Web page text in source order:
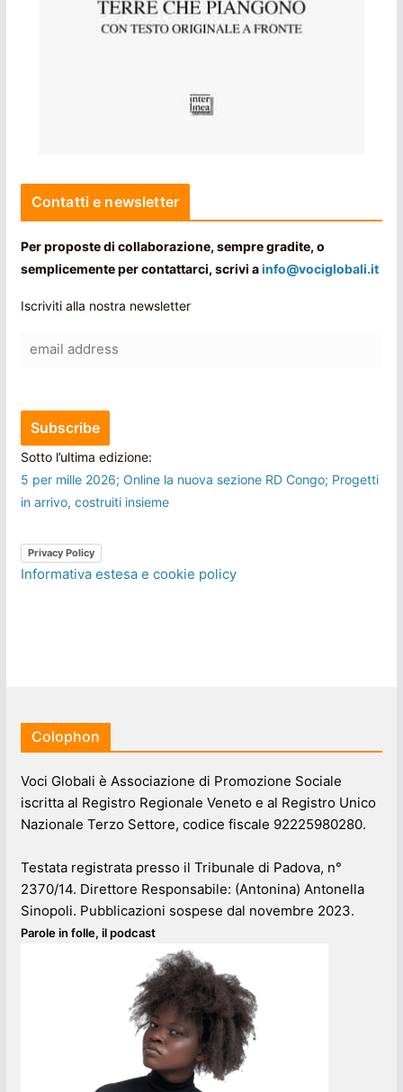
Contatti e newsletter
Per proposte di collaborazione, sempre gradite, o
semplicemente per contattarci, scrivi ainfo@vociglobali.it
Iscriviti alla nostra newsletter
Sotto l’ultima edizione:
5 per mille 2026; Online la nuova sezione RD Congo; Progetti
in arrivo, costruiti insieme
Privacy Policy
Informativa estesa e cookie policy
Colophon
Voci Globali è Associazione di Promozione Sociale
iscritta al Registro Regionale Veneto e al Registro Unico
Nazionale Terzo Settore, codice fiscale 92225980280.
Testata registrata presso il Tribunale di Padova, n°
2370/14. Direttore Responsabile: (Antonina) Antonella
Sinopoli. Pubblicazioni sospese dal novembre 2023.
Parole in folle, il podcast